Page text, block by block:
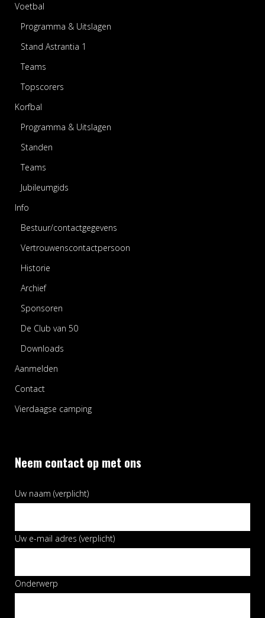
Voetbal
Programma & Uitslagen
Stand Astrantia 1
Teams
Topscorers
Korfbal
Programma & Uitslagen
Standen
Teams
Jubileumgids
Info
Bestuur/contactgegevens
Vertrouwenscontactpersoon
Historie
Archief
Sponsoren
De Club van 50
Downloads
Aanmelden
Contact
Vierdaagse camping
Neem contact op met ons
Uw naam (verplicht)
Uw e-mail adres (verplicht)
Onderwerp